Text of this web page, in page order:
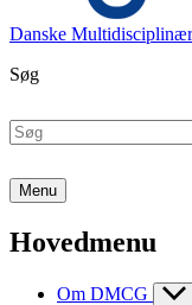
Danske
Søg
Menu
Hovedmenu
Om DMCG